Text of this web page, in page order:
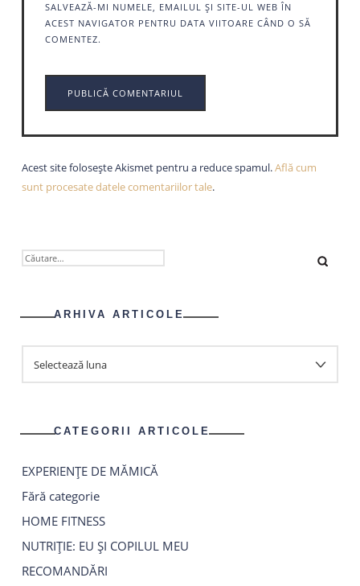
SALVEAZĂ-MI NUMELE, EMAILUL ȘI SITE-UL WEB ÎN
ACEST NAVIGATOR PENTRU DATA VIITOARE CÂND O SĂ
COMENTEZ.
Acest site folosește Akismet pentru a reduce spamul.Află cum
sunt procesate datele comentariilor tale.
CAUTĂ
DUPĂ:
ARHIVA ARTICOLE
ARTICOLE
CATEGORII ARTICOLE
EXPERIENȚE DE MĂMICĂ
Fără categorie
HOME FITNESS
NUTRIȚIE: EU ȘI COPILUL MEU
RECOMANDĂRI